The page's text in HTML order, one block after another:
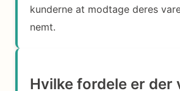
kunderne at modtage deres
nemt.
Hvilke fordele er der